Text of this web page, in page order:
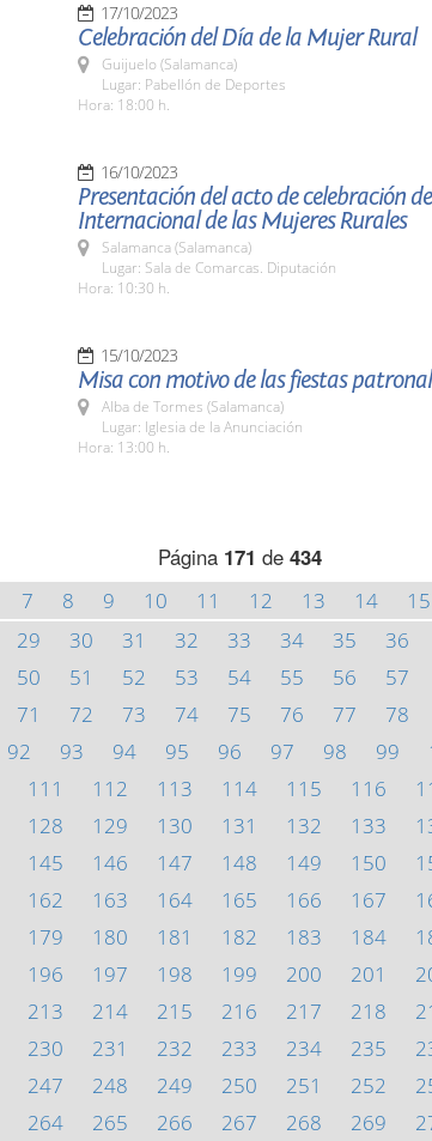
17/10/2023
Celebración del Día de la Mujer Rural
Guijuelo (Salamanca)
Lugar: Pabellón de Deportes
Hora: 18:00 h.
16/10/2023
Presentación del acto de celebración
Internacional de las Mujeres Rurales
Salamanca (Salamanca)
Lugar: Sala de Comarcas. Diputación
Hora: 10:30 h.
15/10/2023
Misa con motivo de las fiestas
Alba de Tormes (Salamanca)
Lugar: Iglesia de la Anunciación
Hora: 13:00 h.
Página 171 de 434
7 8 9 10 11 12 13 14 15
29 30 31 32 33 34 35 36
50 51 52 53 54 55 56 57
71 72 73 74 75 76 77 78
92 93 94 95 96 97 98 99
111 112 113 114 115 116
128 129 130 131 132 133
145 146 147 148 149 150
162 163 164 165 166 167
179 180 181 182 183 184
196 197 198 199 200 201
213 214 215 216 217 218
230 231 232 233 234 235
247 248 249 250 251 252
264 265 266 267 268 269